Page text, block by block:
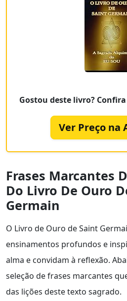
Gostou deste livro?
Ver Preço na
Frases Marcantes
Do Livro De Ouro
Germain
O Livro de Ouro de Saint
ensinamentos profundos e
alma e convidam à reflexão.
seleção de frases marcantes
das lições deste texto sagrado.